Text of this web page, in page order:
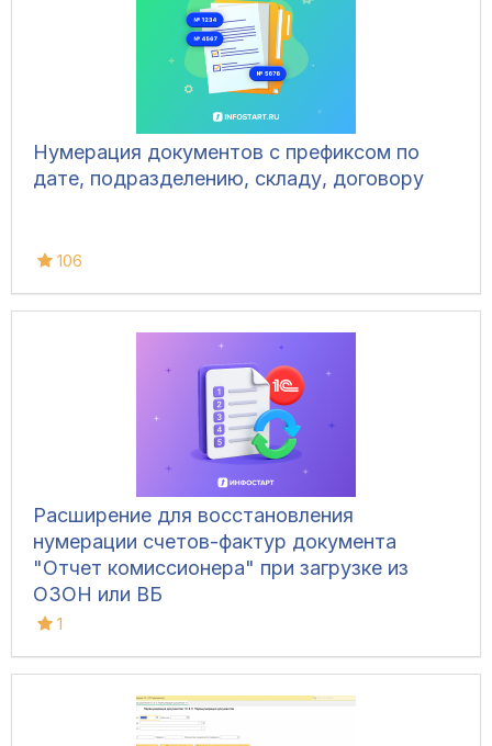
Нумерация документов с префиксом по
дате, подразделению, складу, договору
106
Расширение для восстановления
нумерации счетов-фактур документа
"Отчет комиссионера" при загрузке из
ОЗОН или ВБ
1